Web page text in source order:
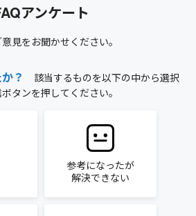
アンケート
見をお聞かせください。
？
該当するものを以下の中から選択
タンを押してください。
参考になったが
解決できない